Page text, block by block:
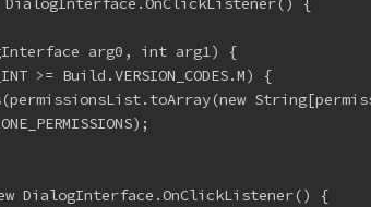
arg0, int arg1) {
>= Build.VERSION_CODES.M) {
DialogInterface.OnClickListener() {